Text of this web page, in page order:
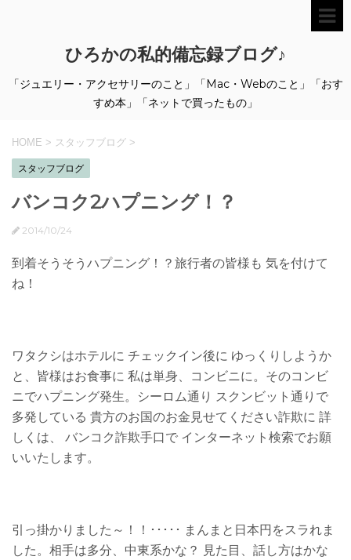
ひろかの私的備忘録ブログ♪
「ジュエリー・アクセサリーのこと」「Mac・Webのこと」「おす
すめ本」「ネットで買ったもの」
HOME > スタッフブログ >
スタッフブログ
バンコク2ハプニング！？
2014/10/24
到着そうそうハプニング！？旅行者の皆様も 気を付けて
ね！
ワタクシはホテルに チェックイン後に ゆっくりしようか
と、皆様はお食事に 私は単身、コンビニに。そのコンビ
ニでハプニング発生。シーロム通り スクンビット通りで
多発している 貴方のお国のお金見せてください詐欺に 詳
しくは、 バンコク詐欺手口で インターネット検索でお願
いいたします。
引っ掛かりました～！！･････ まんまと日本円をスラれま
した。相手は多分、中東系かな？ 見た目、話し方はかな